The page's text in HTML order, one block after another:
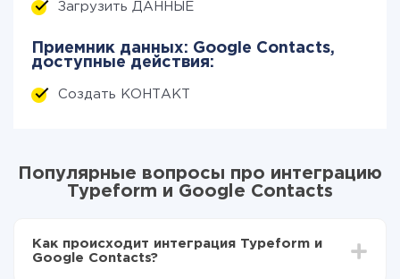
Загрузить ДАННЫЕ
Приемник данных: Google Contacts,
доступные действия:
Создать КОНТАКТ
Популярные вопросы про интеграцию
Typeform и Google Contacts
Как происходит интеграция Typeform и
Google Contacts?